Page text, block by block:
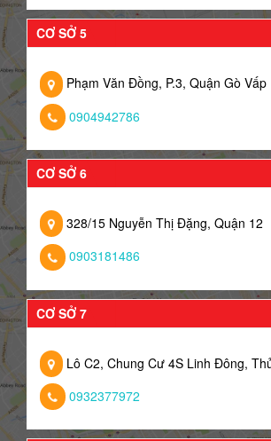
CƠ SỞ 5
Phạm Văn Đồng, P.3, Quận Gò Vấp
0904942786
CƠ SỞ 6
328/15 Nguyễn Thị Đặng, Quận 12
0903181486
CƠ SỞ 7
Lô C2, Chung Cư 4S Linh Đông,
0932377972